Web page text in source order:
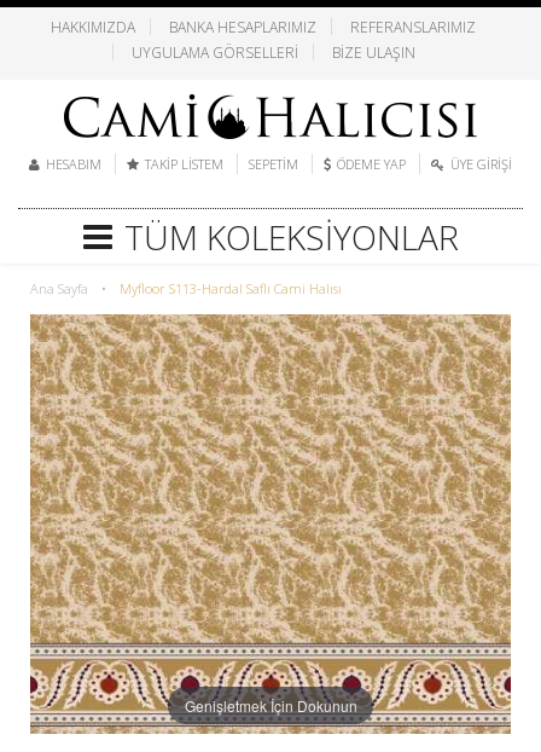
HAKKIMIZDA BANKA HESAPLARIMIZ
REFERANSLARIMIZ
UYGULAMA GÖRSELLERI
BIZE ULAŞIN
HESABIM TAKIP LISTEM SEPETIM ÖDEME YAP ÜYE GIRIŞI
TÜM KOLEKSIYONLAR
Ana Sayfa • Myfloor S113-Hardal Saflı Cami Halısı
Genişletmek İçin Dokunun